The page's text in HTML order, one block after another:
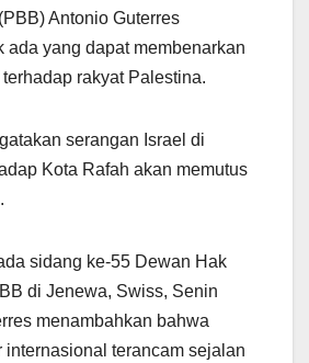
Antonio Guterres
ada yang dapat membenarkan
rakyat Palestina.
serangan Israel di
Kota Rafah akan memutus
sidang ke-55 Dewan Hak
di Jenewa, Swiss, Senin
menambahkan bahwa
internasional terancam sejalan